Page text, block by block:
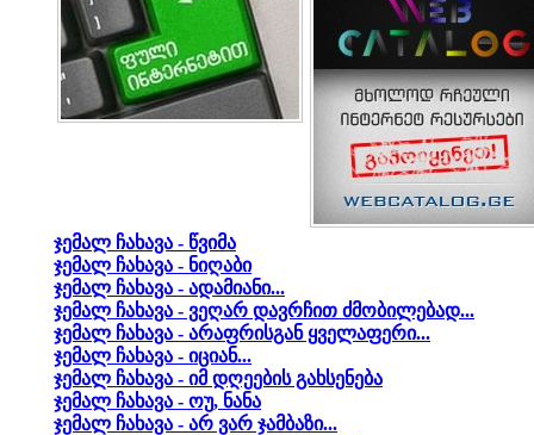
ჯემალ ჩახავა - წვიმა
ჯემალ ჩახავა - ნიღაბი
ჯემალ ჩახავა - ადამიანი...
ჯემალ ჩახავა - ვეღარ დავრჩით ძმობილებად...
ჯემალ ჩახავა - არაფრისგან ყველაფერი...
ჯემალ ჩახავა - იციან...
ჯემალ ჩახავა - იმ დღეების გახსენება
ჯემალ ჩახავა - ოუ, ნანა
ჯემალ ჩახავა - არ ვარ ჯამბაზი...